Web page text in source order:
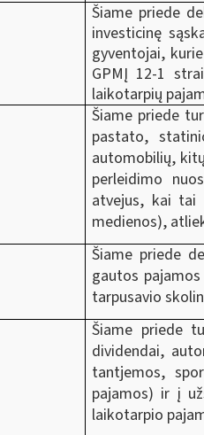
Šiame priede
investicinę
gyventojai,
GPMĮ 12-1
laikotarpių
Šiame priede
pastato,
automobilių,
perleidimo
atvejus, kai tai
medienos),
Šiame priede
gautos pajamos
tarpusavio
Šiame priede
dividendai,
tantjemos,
pajamos) ir į
laikotarpio